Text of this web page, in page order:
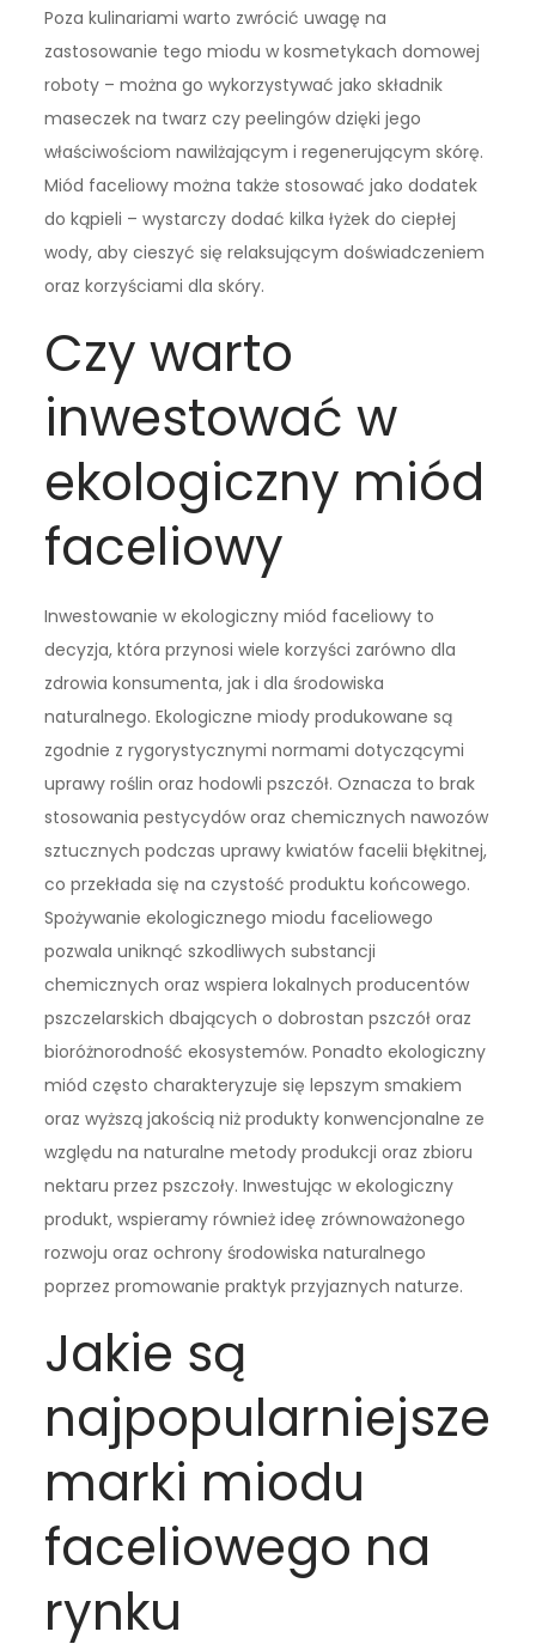
Poza kulinariami warto zwrócić uwagę na
zastosowanie tego miodu w kosmetykach domowej
roboty – można go wykorzystywać jako składnik
maseczek na twarz czy peelingów dzięki jego
właściwościom nawilżającym i regenerującym skórę.
Miód faceliowy można także stosować jako dodatek
do kąpieli – wystarczy dodać kilka łyżek do ciepłej
wody, aby cieszyć się relaksującym doświadczeniem
oraz korzyściami dla skóry.
Czy warto
inwestować w
ekologiczny miód
faceliowy
Inwestowanie w ekologiczny miód faceliowy to
decyzja, która przynosi wiele korzyści zarówno dla
zdrowia konsumenta, jak i dla środowiska
naturalnego. Ekologiczne miody produkowane są
zgodnie z rygorystycznymi normami dotyczącymi
uprawy roślin oraz hodowli pszczół. Oznacza to brak
stosowania pestycydów oraz chemicznych nawozów
sztucznych podczas uprawy kwiatów facelii błękitnej,
co przekłada się na czystość produktu końcowego.
Spożywanie ekologicznego miodu faceliowego
pozwala uniknąć szkodliwych substancji
chemicznych oraz wspiera lokalnych producentów
pszczelarskich dbających o dobrostan pszczół oraz
bioróżnorodność ekosystemów. Ponadto ekologiczny
miód często charakteryzuje się lepszym smakiem
oraz wyższą jakością niż produkty konwencjonalne ze
względu na naturalne metody produkcji oraz zbioru
nektaru przez pszczoły. Inwestując w ekologiczny
produkt, wspieramy również ideę zrównoważonego
rozwoju oraz ochrony środowiska naturalnego
poprzez promowanie praktyk przyjaznych naturze.
Jakie są
najpopularniejsze
marki miodu
faceliowego na
rynku